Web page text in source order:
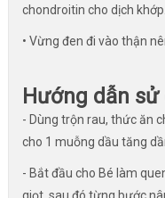
chondroitin cho dịch khớp.
• Vừng đen đi vào thận
Hướng dẫn sử
- Dùng trộn rau, thức ăn
cho 1 muỗng dầu tăng
- Bắt đầu cho Bé làm